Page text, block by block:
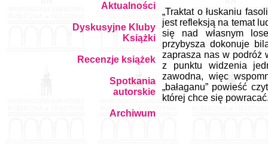
Aktualności
Dyskusyjne Kluby
Książki
Recenzje książek
Spotkania
autorskie
Archiwum
„Traktat o łuskaniu
jest refleksją na temat
się nad własnym
przybysza dokonuje
zaprasza nas w podróż
z punktu widzenia
zawodna, więc
„bałaganu” powieść
której chce się